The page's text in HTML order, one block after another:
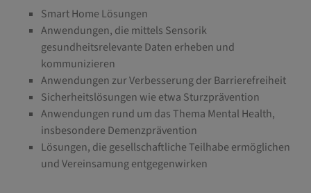
Smart Home Lösungen
Anwendungen, die mittels Sensorik
gesundheitsrelevante Daten erheben und
kommunizieren
Anwendungen zur Verbesserung der Barrierefreiheit
Sicherheitslösungen wie etwa Sturzprävention
Anwendungen rund um das Thema Mental Health,
insbesondere Demenzprävention
Lösungen, die gesellschaftliche Teilhabe ermöglichen
und Vereinsamung entgegenwirken